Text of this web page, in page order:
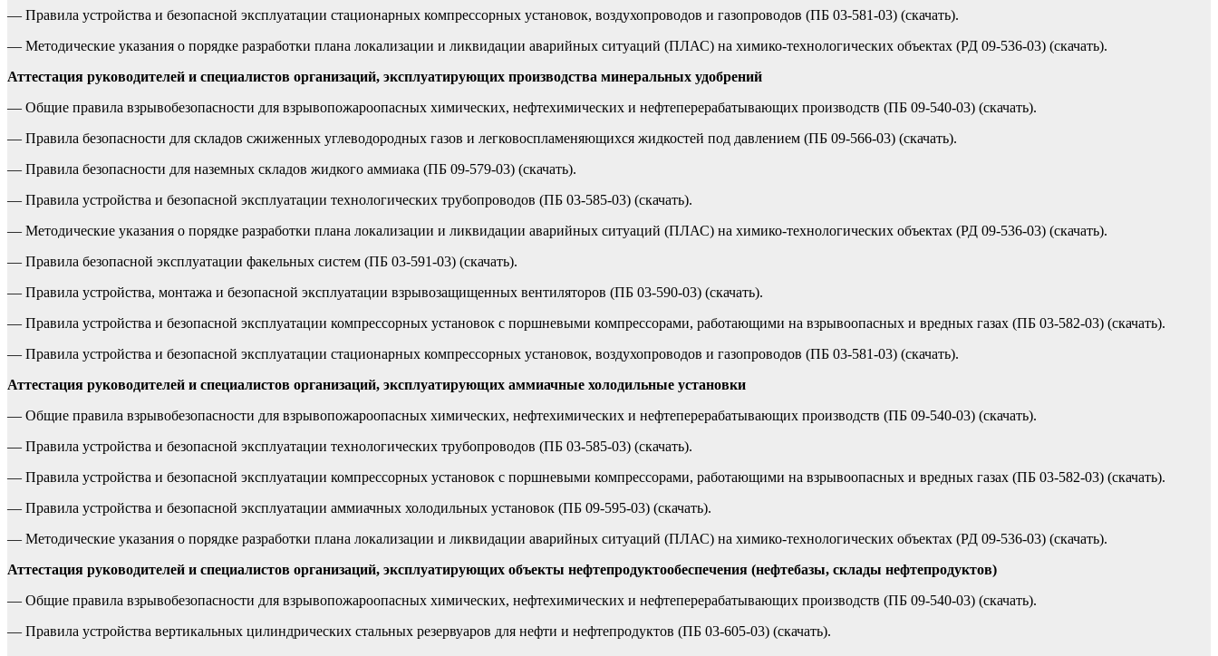
— Правила устройства и безопасной эксплуатации стационарных компрессорных установок, воздухопроводов и газопроводов (ПБ 03-581-03) (скачать).
— Методические указания о порядке разработки плана локализации и ликвидации аварийных ситуаций (ПЛАС) на химико-технологических объектах (РД 09-536-03) (скачать).
Аттестация руководителей и специалистов организаций, эксплуатирующих производства минеральных удобрений
— Общие правила взрывобезопасности для взрывопожароопасных химических, нефтехимических и нефтеперерабатывающих производств (ПБ 09-540-03) (скачать).
— Правила безопасности для складов сжиженных углеводородных газов и легковоспламеняющихся жидкостей под давлением (ПБ 09-566-03) (скачать).
— Правила безопасности для наземных складов жидкого аммиака (ПБ 09-579-03) (скачать).
— Правила устройства и безопасной эксплуатации технологических трубопроводов (ПБ 03-585-03) (скачать).
— Методические указания о порядке разработки плана локализации и ликвидации аварийных ситуаций (ПЛАС) на химико-технологических объектах (РД 09-536-03) (скачать).
— Правила безопасной эксплуатации факельных систем (ПБ 03-591-03) (скачать).
— Правила устройства, монтажа и безопасной эксплуатации взрывозащищенных вентиляторов (ПБ 03-590-03) (скачать).
— Правила устройства и безопасной эксплуатации компрессорных установок с поршневыми компрессорами, работающими на взрывоопасных и вредных газах (ПБ 03-582-03) (скачать).
— Правила устройства и безопасной эксплуатации стационарных компрессорных установок, воздухопроводов и газопроводов (ПБ 03-581-03) (скачать).
Аттестация руководителей и специалистов организаций, эксплуатирующих аммиачные холодильные установки
— Общие правила взрывобезопасности для взрывопожароопасных химических, нефтехимических и нефтеперерабатывающих производств (ПБ 09-540-03) (скачать).
— Правила устройства и безопасной эксплуатации технологических трубопроводов (ПБ 03-585-03) (скачать).
— Правила устройства и безопасной эксплуатации компрессорных установок с поршневыми компрессорами, работающими на взрывоопасных и вредных газах (ПБ 03-582-03) (скачать).
— Правила устройства и безопасной эксплуатации аммиачных холодильных установок (ПБ 09-595-03) (скачать).
— Методические указания о порядке разработки плана локализации и ликвидации аварийных ситуаций (ПЛАС) на химико-технологических объектах (РД 09-536-03) (скачать).
Аттестация руководителей и специалистов организаций, эксплуатирующих объекты нефтепродуктообеспечения (нефтебазы, склады нефтепродуктов)
— Общие правила взрывобезопасности для взрывопожароопасных химических, нефтехимических и нефтеперерабатывающих производств (ПБ 09-540-03) (скачать).
— Правила устройства вертикальных цилиндрических стальных резервуаров для нефти и нефтепродуктов (ПБ 03-605-03) (скачать).